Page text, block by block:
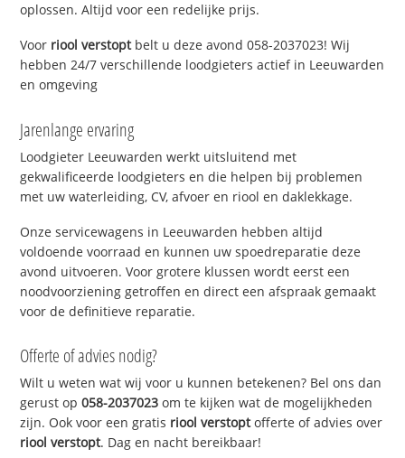
oplossen. Altijd voor een redelijke prijs.
Voor riool verstoptbelt u deze avond 058-2037023! Wij
hebben 24/7 verschillende loodgieters actief in Leeuwarden
en omgeving
Jarenlange ervaring
Loodgieter Leeuwarden werkt uitsluitend met
gekwalificeerde loodgieters en die helpen bij problemen
met uw waterleiding, CV, afvoer en riool en daklekkage.
Onze servicewagens in Leeuwarden hebben altijd
voldoende voorraad en kunnen uw spoedreparatie deze
avond uitvoeren. Voor grotere klussen wordt eerst een
noodvoorziening getroffen en direct een afspraak gemaakt
voor de definitieve reparatie.
Offerte of advies nodig?
Wilt u weten wat wij voor u kunnen betekenen? Bel ons dan
gerust op058-2037023 om te kijken wat de mogelijkheden
zijn. Ook voor een gratis riool verstoptofferte of advies over
riool verstopt. Dag en nacht bereikbaar!